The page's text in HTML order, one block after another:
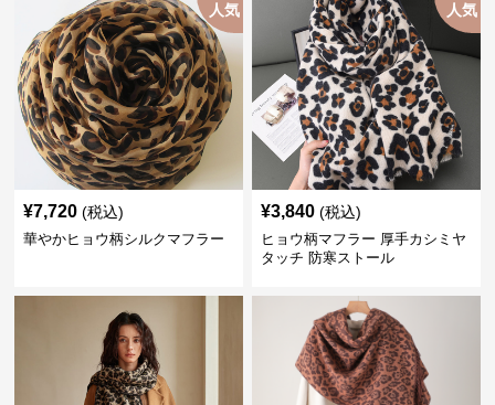
人気
¥7,720 (税込)
華やかヒョウ柄シルクマフラー
人気
¥3,840 (税込)
ヒョウ柄マフラー 厚手カシミヤ
タッチ 防寒ストール